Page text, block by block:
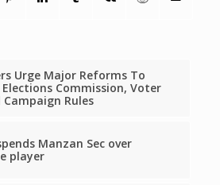
Urge Major Reforms To
Elections Commission, Voter
Campaign Rules
Manzan Sec over
player